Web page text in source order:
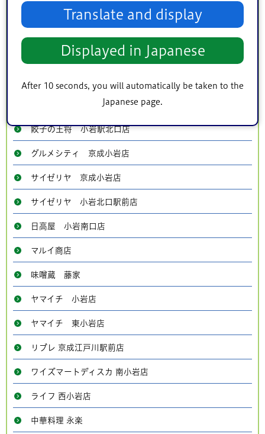
Translate and display
Displayed in Japanese
After 10 seconds, you will automatically be taken to the
Japanese page.
エコー本店
オリジン弁当 京成小岩店
オリジン弁当 小岩店
カジュアルダイニング 英
餃子の王将 小岩駅北口店
グルメシティ 京成小岩店
サイゼリヤ 京成小岩店
サイゼリヤ 小岩北口駅前店
日高屋 小岩南口店
マルイ商店
味噌蔵 藤家
ヤマイチ 小岩店
ヤマイチ 東小岩店
リブレ 京成江戸川駅前店
ワイズマートディスカ 南小岩店
ライフ 西小岩店
中華料理 永楽